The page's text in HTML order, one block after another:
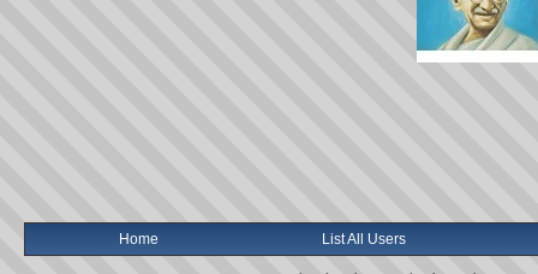
Home List All Users